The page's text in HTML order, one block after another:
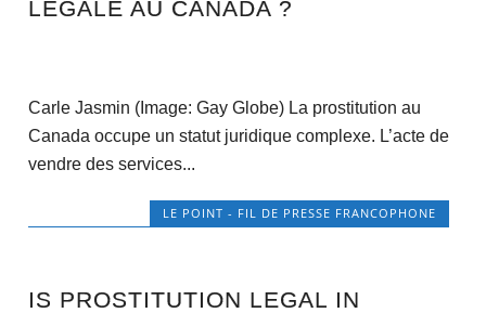
LÉGALE AU CANADA ?
Carle Jasmin (Image: Gay Globe) La prostitution au
Canada occupe un statut juridique complexe. L’acte de
vendre des services...
LE POINT - FIL DE PRESSE FRANCOPHONE
IS PROSTITUTION LEGAL IN